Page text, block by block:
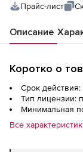
Прайс-лист
Описание
Коротко о
Срок действия:
Тип лицензии:
Минимальная
Все